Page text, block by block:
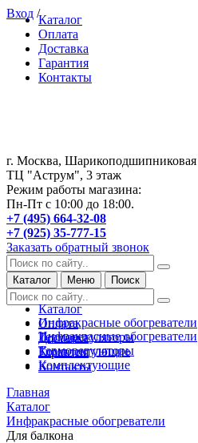
Каталог
Оплата
Доставка
Гарантия
Контакты
Вход /
г. Москва, Шарикоподшипниковая
ТЦ "Аструм", 3 этаж
Режим работы магазина:
Пн-Пт с 10:00 до 18:00.
+7 (495) 664-32-08
+7 (925) 35-777-15
Заказать обратный звонок
Каталог Меню Поиск
Каталог
Оплата
Доставка
Гарантия
Контакты
Инфракрасные обогреватели
Терморегуляторы
Комплектующие
Инфракрасные обогреватели
Терморегуляторы
Комплектующие
Главная
Каталог
Инфракрасные обогреватели
Для балкона